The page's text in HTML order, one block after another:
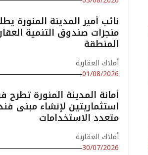
نائب أمير المدينة المنورة
منجزات صندوق التنمية
المنطقة
أملاك العقارية
01/08/2026
أمانة المدينة المنورة تطرح
استثماريتين لإنشاء مبنى
متعدد الاستخدامات
أملاك العقارية
30/07/2026